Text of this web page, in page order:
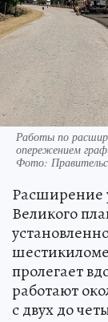
Работы по
опережением
Фото:
Расширение
Великого
пролегает
работают
с двух до